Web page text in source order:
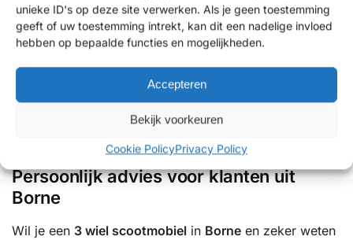
unieke ID's op deze site verwerken. Als je geen toestemming
geeft of uw toestemming intrekt, kan dit een nadelige invloed
hebben op bepaalde functies en mogelijkheden.
Accepteren
Bekijk voorkeuren
Cookie PolicyPrivacy Policy
Waarom kiezen klanten uit Borne voor
Scootsters?
✔ Persoonlijk en eerlijk advies
✔ Showrooms met uitgebreide proefritmogelijkheden
✔ Uitgebreide ervaring met mobiliteitsoplossingen
Persoonlijk advies voor klanten uit
Borne
Wil je een 3 wiel scootmobiel in Borne en zeker weten